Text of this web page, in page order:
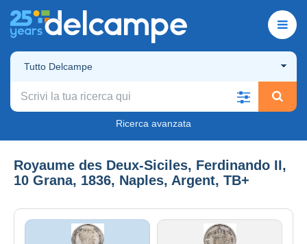
Tutto Delcampe
Ricerca avanzata
Royaume des Deux-Siciles, Ferdinando II,
10 Grana, 1836, Naples, Argent, TB+